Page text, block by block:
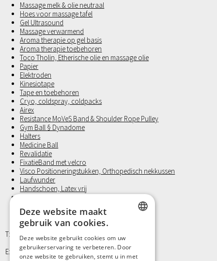
Massage melk & olie neutraal
Hoes voor massage tafel
Gel Ultrasound
Massage verwarmend
Aroma therapie op gel basis
Aroma therapie toebehoren
Toco Tholin, Etherische olie en massage olie
Papier
Elektroden
Kinesiotape
Tape en toebehoren
Cryo, coldspray, coldpacks
Airex
Resistance MoVeS Band & Shoulder Rope Pulley
Gym Ball § Dynadome
Halters
Medicine Ball
Revalidatie
FixatieBand met velcro
Visco Positioneringstukken, Orthopedisch nekkussen
Laufwunder
Handschoen, Latex vrij
Klein materiaal en Hygiëne
T: +32 9/373 77 65
E: info@kinergy.be
FRENCH
Deze website maakt
gebruik van cookies.
Deze website gebruikt cookies om uw
gebruikerservaring te verbeteren. Door
onze website te gebruiken, stemt u in met